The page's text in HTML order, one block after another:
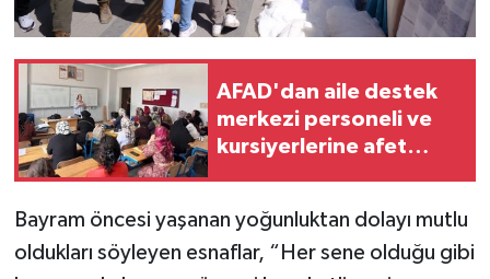
AFAD'dan aile destek
merkezi personeli ve
kursiyerlerine afet
Bayram öncesi yaşanan yoğunluktan dolayı mutlu
oldukları söyleyen esnaflar, “Her sene olduğu gibi